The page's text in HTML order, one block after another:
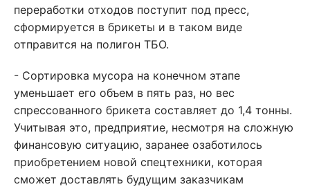
переработки отходов поступит под пресс,
сформируется в брикеты и в таком виде
отправится на полигон ТБО.
- Сортировка мусора на конечном этапе
уменьшает его объем в пять раз, но вес
спрессованного брикета составляет до 1,4 тонны.
Учитывая это, предприятие, несмотря на сложную
финансовую ситуацию, заранее озаботилось
приобретением новой спецтехники, которая
сможет доставлять будущим заказчикам